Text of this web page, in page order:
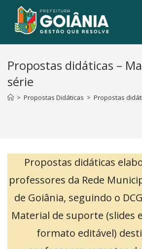
Propostas didáticas –
série
> Propostas Didáticas > Propostas
Propostas didáticas
professores da Rede
de Goiânia, seguindo o
Material de suporte (slides
formato editável)